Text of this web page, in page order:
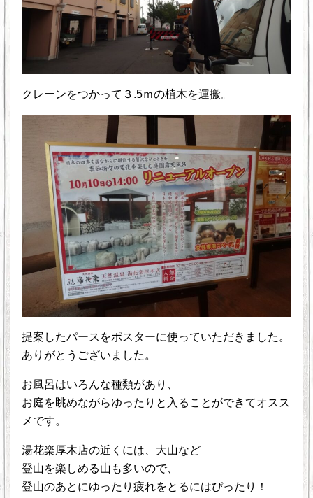
クレーンをつかって３.5ｍの植木を運搬。
提案したパースをポスターに使っていただきました。
ありがとうございました。
お風呂はいろんな種類があり、
お庭を眺めながらゆったりと入ることができてオスス
メです。
湯花楽厚木店の近くには、大山など
登山を楽しめる山も多いので、
登山のあとにゆったり疲れをとるにはぴったり！